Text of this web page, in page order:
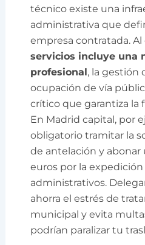
técnico existe una
administrativa que
empresa contratada.
servicios incluye una
profesional , la gestión
ocupación de vía
crítico que garantiza la
En Madrid capital, por
obligatorio tramitar la
de antelación y abonar
euros por la
administrativos.
ahorra el estrés de
municipal y evita
podrían paralizar tu